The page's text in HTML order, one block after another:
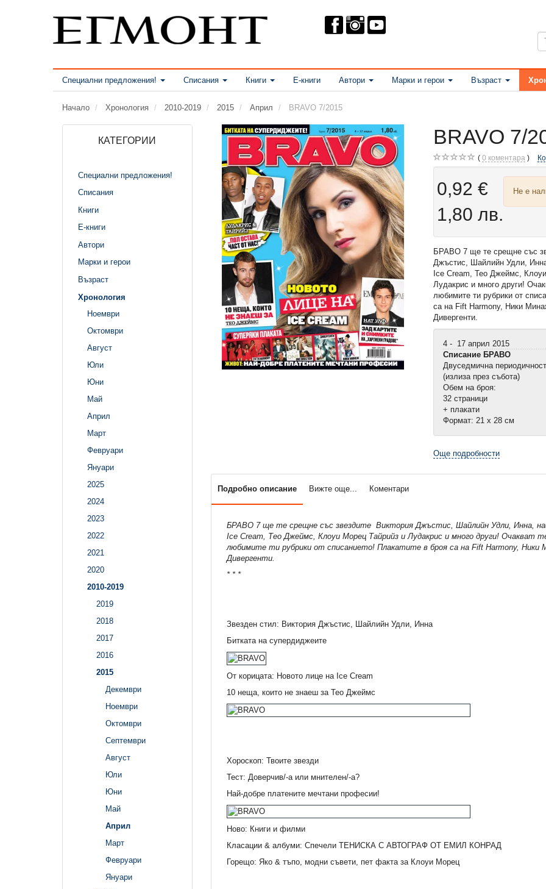
Специални предложения! Списания Книги Е-книги Автори Марки и герои Възраст
Начало Хронология 2010-2019 2015 Април BRAVO 7/2015
КАТЕГОРИИ
Специални предложения!
Списания
Книги
Е-книги
Автори
Марки и герои
Възраст
Хронология
Ноември
Октомври
Август
Юли
Юни
Май
Април
Март
Февруари
Януари
2025
2024
2023
2022
2021
2020
2010-2019
2019
2018
2017
2016
2015
Декември
Ноември
Октомври
Септември
Август
Юли
Юни
Май
Април
Март
Февруари
Януари
BRAVO 7/
0 коментара
0,92 €
1,80 лв.
Не е
БРАВО 7 ще те срещне със
Джъстис, Шайлийн Удли,
Ice Cream, Тео Джеймс,
Лудакрис и много други!
любимите ти рубрики от
са на Fift Harmony, Ники
Дивергенти.
4 - 17 април 2015
Списание БРАВО
Двуседмична периодичност
(излиза през събота)
Обем на броя:
32 страници
+ плакати
Формат: 21 х 28 см
Още подробности
Подробно описание Вижте още... Коментари
БРАВО 7 ще те срещне със звездите Виктория Джъстис, Шайлийн Удли, Инна,
Ice Cream, Тео Джеймс, Клоуи Морец Тайрийз и Лудакрис и много други! Очакват
любимите ти рубрики от списанието! Плакатите в броя са на Fift Harmony, Ники
Дивергенти.
* * *
Звезден стил: Виктория Джъстис, Шайлийн Удли, Инна
Битката на супердиджеите
От корицата: Новото лице на Ice Cream
10 неща, които не знаеш за Тео Джеймс
Хороскоп: Твоите звезди
Тест: Доверчив/-а или мнителен/-а?
Най-добре платените мечтани професии!
Ново: Книги и филми
Класации & албуми: Спечели ТЕНИСКА С АВТОГРАФ ОТ ЕМИЛ КОНРАД
Горещо: Яко & тъпо, модни съвети, пет факта за Клоуи Морец